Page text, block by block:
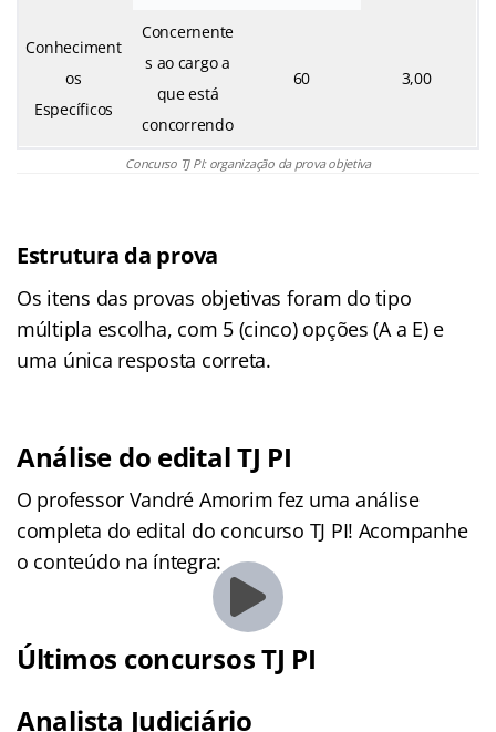
Conheciment
os
Específicos
Concernente
s ao cargo a
que está
concorrendo
60 3,00
Concurso TJ PI: organização da prova objetiva
Estrutura da prova
Os itens das provas objetivas foram do tipo
múltipla escolha, com 5 (cinco) opções (A a E) e
uma única resposta correta.
Análise do edital TJ PI
O professor Vandré Amorim fez uma análise
completa do edital do concurso TJ PI! Acompanhe
o conteúdo na íntegra:
Últimos concursos TJ PI
Analista Judiciário